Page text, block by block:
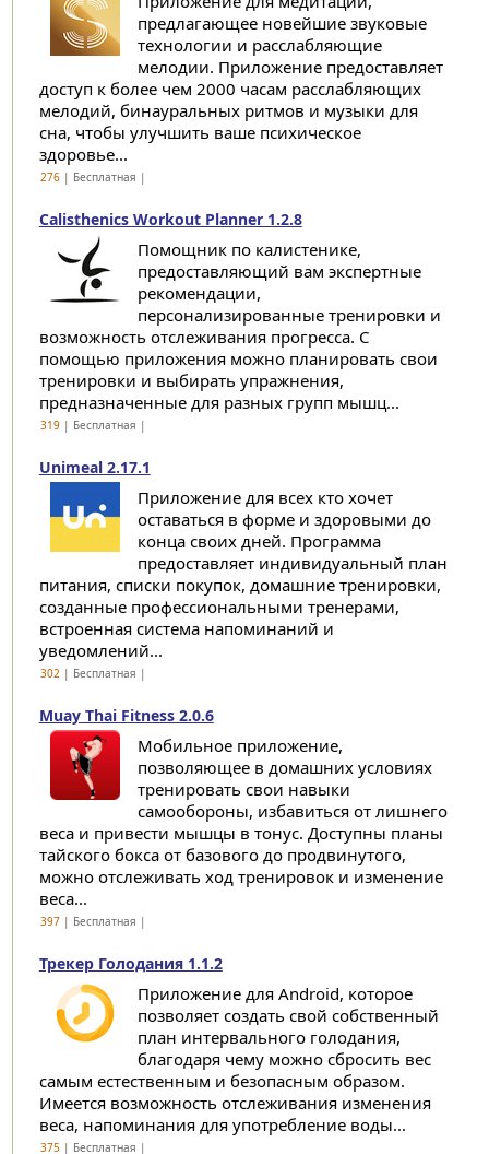
предлагающее новейшие звуковые
технологии и расслабляющие
мелодии. Приложение предоставляет
доступ к более чем 2000 часам расслабляющих
мелодий, бинауральных ритмов и музыки для
сна, чтобы улучшить ваше психическое
здоровье...
276| Бесплатная |
Calisthenics Workout Planner 1.2.8
Помощник по калистенике,
предоставляющий вам экспертные
рекомендации,
персонализированные тренировки и
возможность отслеживания прогресса. С
помощью приложения можно планировать свои
тренировки и выбирать упражнения,
предназначенные для разных групп мышц...
319| Бесплатная |
Unimeal 2.17.1
Приложение для всех кто хочет
оставаться в форме и здоровыми до
конца своих дней. Программа
предоставляет индивидуальный план
питания, списки покупок, домашние тренировки,
созданные профессиональными тренерами,
встроенная система напоминаний и
уведомлений...
302| Бесплатная |
Muay Thai Fitness 2.0.6
Мобильное приложение,
позволяющее в домашних условиях
тренировать свои навыки
самообороны, избавиться от лишнего
веса и привести мышцы в тонус. Доступны планы
тайского бокса от базового до продвинутого,
можно отслеживать ход тренировок и изменение
веса...
397| Бесплатная |
Трекер Голодания 1.1.2
Приложение для Android, которое
позволяет создать свой собственный
план интервального голодания,
благодаря чему можно сбросить вес
самым естественным и безопасным образом.
Имеется возможность отслеживания изменения
веса, напоминания для употребление воды...
375| Бесплатная |